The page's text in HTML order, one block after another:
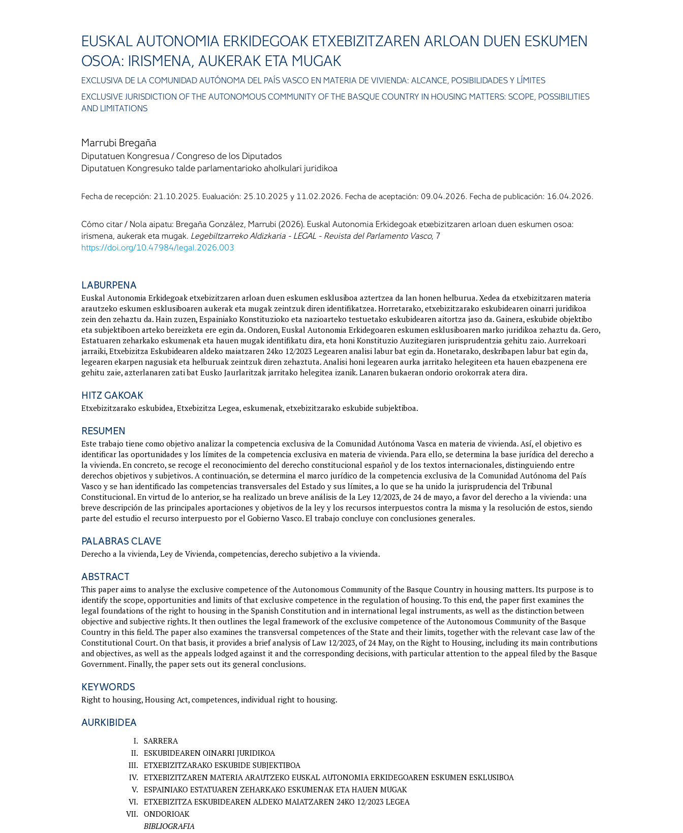
EUSKAL AUTONOMIA ERKIDEGOAK ETXEBIZITZAREN ARLOAN DUEN ESKUMEN
OSOA: IRISMENA, AUKERAK ETA MUGAK
EXCLUSIVA DE LA COMUNIDAD AUTÓNOMA DEL PAÍS VASCO EN MATERIA DE VIVIENDA: ALCANCE, POSIBILIDADES Y LÍMITES
EXCLUSIVE JURISDICTION OF THE AUTONOMOUS COMMUNITY OF THE BASQUE COUNTRY IN HOUSING MATTERS: SCOPE, POSSIBILITIES
AND LIMITATIONS
Marrubi Bregaña
Diputatuen Kongresua / Congreso de los Diputados
Diputatuen Kongresuko talde parlamentarioko aholkulari juridikoa
Fecha de recepción: 21.10.2025. Evaluación: 25.10.2025 y 11.02.2026. Fecha de aceptación: 09.04.2026. Fecha de publicación: 16.04.2026.
Cómo citar / Nola aipatu: Bregaña González, Marrubi (2026). Euskal Autonomia Erkidegoak etxebizitzaren arloan duen eskumen osoa:
irismena, aukerak eta mugak. Legebiltzarreko Aldizkaria - LEGAL - Revista del Parlamento Vasco, 7
https://doi.org/10.47984/legal.2026.003
LABURPENA
Euskal Autonomia Erkidegoak etxebizitzaren arloan duen eskumen esklusiboa aztertzea da lan honen helburua. Xedea da etxebizitzaren materia
arautzeko eskumen esklusiboaren aukerak eta mugak zeintzuk diren identifikatzea. Horretarako, etxebizitzarako eskubidearen oinarri juridikoa
zein den zehaztu da. Hain zuzen, Espainiako Konstituzioko eta nazioarteko testuetako eskubidearen aitortza jaso da. Gainera, eskubide objektibo
eta subjektiboen arteko bereizketa ere egin da. Ondoren, Euskal Autonomia Erkidegoaren eskumen esklusiboaren marko juridikoa zehaztu da. Gero,
Estatuaren zeharkako eskumenak eta hauen mugak identifikatu dira, eta honi Konstituzio Auzitegiaren jurisprudentzia gehitu zaio. Aurrekoari
jarraiki, Etxebizitza Eskubidearen aldeko maiatzaren 24ko 12/2023 Legearen analisi labur bat egin da. Honetarako, deskribapen labur bat egin da,
legearen ekarpen nagusiak eta helburuak zeintzuk diren zehaztuta. Analisi honi legearen aurka jarritako helegiteen eta hauen ebazpenena ere
gehitu zaie, azterlanaren zati bat Eusko Jaurlaritzak jarritako helegitea izanik. Lanaren bukaeran ondorio orokorrak atera dira.
HITZ GAKOAK
Etxebizitzarako eskubidea, Etxebizitza Legea, eskumenak, etxebizitzarako eskubide subjektiboa.
RESUMEN
Este trabajo tiene como objetivo analizar la competencia exclusiva de la Comunidad Autónoma Vasca en materia de vivienda. Así, el objetivo es
identificar las oportunidades y los límites de la competencia exclusiva en materia de vivienda. Para ello, se determina la base jurídica del derecho a
la vivienda. En concreto, se recoge el reconocimiento del derecho constitucional español y de los textos internacionales, distinguiendo entre
derechos objetivos y subjetivos. A continuación, se determina el marco jurídico de la competencia exclusiva de la Comunidad Autónoma del País
Vasco y se han identificado las competencias transversales del Estado y sus límites, a lo que se ha unido la jurisprudencia del Tribunal
Constitucional. En virtud de lo anterior, se ha realizado un breve análisis de la Ley 12/2023, de 24 de mayo, a favor del derecho a la vivienda: una
breve descripción de las principales aportaciones y objetivos de la ley y los recursos interpuestos contra la misma y la resolución de estos, siendo
parte del estudio el recurso interpuesto por el Gobierno Vasco. El trabajo concluye con conclusiones generales.
PALABRAS CLAVE
Derecho a la vivienda, Ley de Vivienda, competencias, derecho subjetivo a la vivienda.
ABSTRACT
This paper aims to analyse the exclusive competence of the Autonomous Community of the Basque Country in housing matters. Its purpose is to
identify the scope, opportunities and limits of that exclusive competence in the regulation of housing. To this end, the paper first examines the
legal foundations of the right to housing in the Spanish Constitution and in international legal instruments, as well as the distinction between
objective and subjective rights. It then outlines the legal framework of the exclusive competence of the Autonomous Community of the Basque
Country in this field. The paper also examines the transversal competences of the State and their limits, together with the relevant case law of the
Constitutional Court. On that basis, it provides a brief analysis of Law 12/2023, of 24 May, on the Right to Housing, including its main contributions
and objectives, as well as the appeals lodged against it and the corresponding decisions, with particular attention to the appeal filed by the Basque
Government. Finally, the paper sets out its general conclusions.
KEYWORDS
Right to housing, Housing Act, competences, individual right to housing.
AURKIBIDEA
I.
SARRERA
II.
ESKUBIDEAREN OINARRI JURIDIKOA
III.
ETXEBIZITZARAKO ESKUBIDE SUBJEKTIBOA
IV.
ETXEBIZITZAREN MATERIA ARAUTZEKO EUSKAL AUTONOMIA ERKIDEGOAREN ESKUMEN ESKLUSIBOA
V.
ESPAINIAKO ESTATUAREN ZEHARKAKO ESKUMENAK ETA HAUEN MUGAK
VI.
ETXEBIZITZA ESKUBIDEAREN ALDEKO MAIATZAREN 24KO 12/2023 LEGEA
VII.
ONDORIOAK
BIBLIOGRAFIA